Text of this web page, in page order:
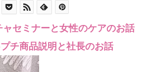
ャセミナーと女性のケアのお話
チ商品説明と社長のお話